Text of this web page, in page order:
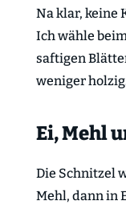
Na klar, keine
Ich wähle
saftigen
weniger
Ei, Mehl
Die Schnitzel
Mehl, dann in